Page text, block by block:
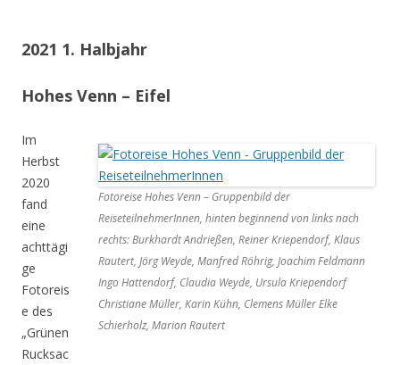
2021 1. Halbjahr
Hohes Venn – Eifel
Fotoreise Hohes Venn – Gruppenbild der
ReiseteilnehmerInnen, hinten beginnend von links nach
rechts: Burkhardt Andrießen, Reiner Kriependorf, Klaus
Rautert, Jörg Weyde, Manfred Röhrig, Joachim Feldmann
Ingo Hattendorf, Claudia Weyde, Ursula Kriependorf
Christiane Müller, Karin Kühn, Clemens Müller Elke
Schierholz, Marion Rautert
Im
Herbst
2020
fand
eine
achttägi
ge
Fotoreis
e des
„Grünen
Rucksac